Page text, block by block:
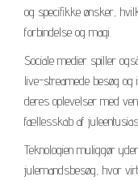
og specifikke ønsker,
forbindelse og magi.
Sociale medier spiller
live-streamede besøg og
deres oplevelser med
fællesskab af
Teknologien muliggør
julemandsbesøg, hvor